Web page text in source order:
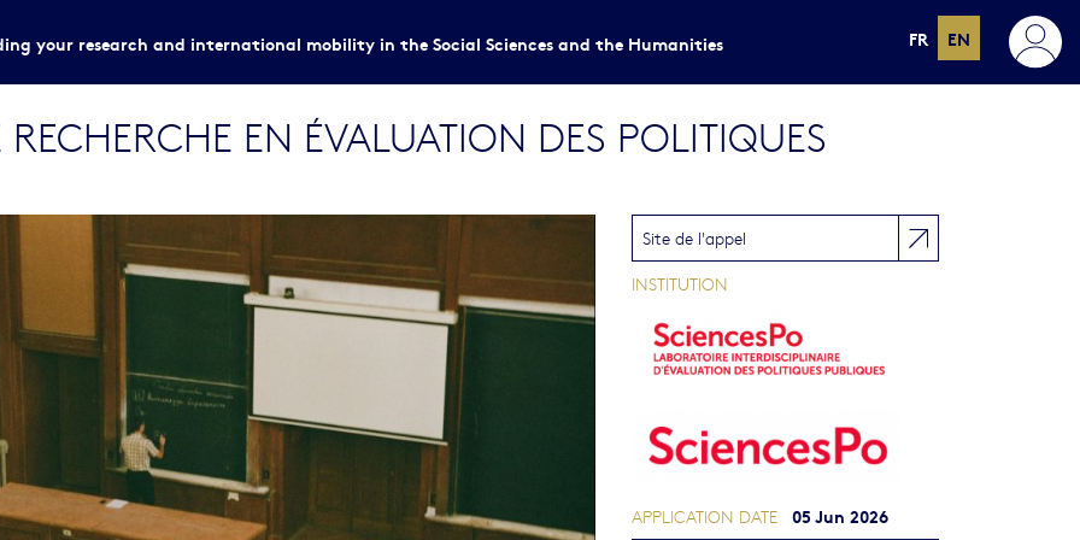
your research and international mobility in the Social Sciences and the Humanities FR EN
EN ÉVALUATION DES POLITIQUES
Site de l'appel
INSTITUTION
APPLICATION DATE 05 Jun 2026